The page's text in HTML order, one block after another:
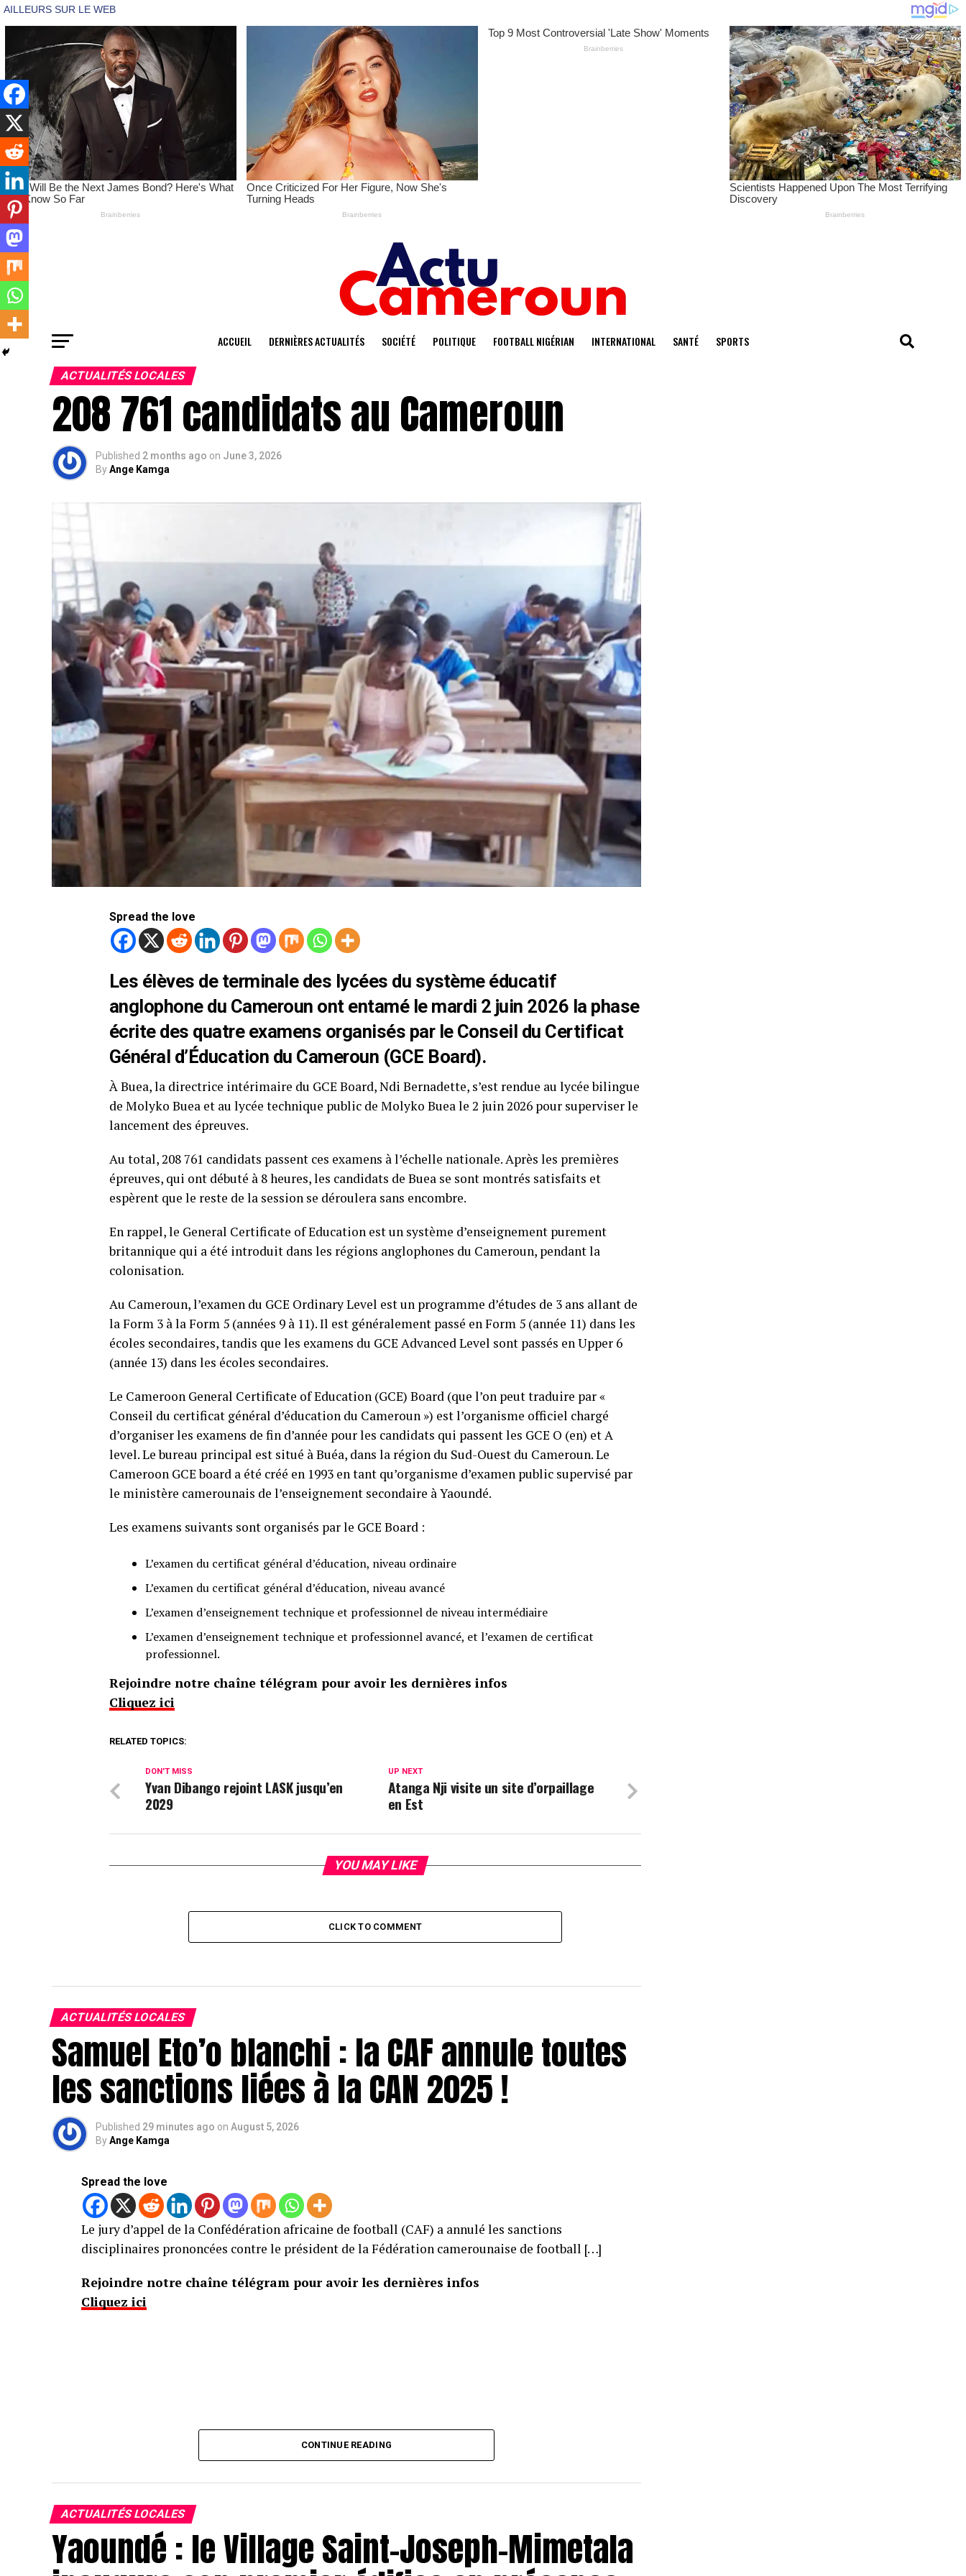
ACCUEIL DERNIÈRES ACTUALITÉS SOCIÉTÉ POLITIQUE FOOTBALL NIGÉRIAN INTERNATIONAL SANTÉ SPORTS
ACTUALITÉS LOCALES
208 761 candidats au Cameroun
Published 2 months ago on June 3, 2026
ByAnge Kamga
Spread the love
Les élèves de terminale des lycées du système éducatif
anglophone du Cameroun ont entamé le mardi 2 juin 2026 la phase
écrite des quatre examens organisés par le Conseil du Certificat
Général d’Éducation du Cameroun (GCE Board).
À Buea, la directrice intérimaire du GCE Board, Ndi Bernadette, s’est rendue au lycée bilingue
de Molyko Buea et au lycée technique public de Molyko Buea le 2 juin 2026 pour superviser le
lancement des épreuves.
Au total, 208 761 candidats passent ces examens à l’échelle nationale. Après les premières
épreuves, qui ont débuté à 8 heures, les candidats de Buea se sont montrés satisfaits et
espèrent que le reste de la session se déroulera sans encombre.
En rappel, le General Certificate of Education est un système d’enseignement purement
britannique qui a été introduit dans les régions anglophones du Cameroun, pendant la
colonisation.
Au Cameroun, l’examen du GCE Ordinary Level est un programme d’études de 3 ans allant de
la Form 3 à la Form 5 (années 9 à 11). Il est généralement passé en Form 5 (année 11) dans les
écoles secondaires, tandis que les examens du GCE Advanced Level sont passés en Upper 6
(année 13) dans les écoles secondaires.
Le Cameroon General Certificate of Education (GCE) Board (que l’on peut traduire par «
Conseil du certificat général d’éducation du Cameroun ») est l’organisme officiel chargé
d’organiser les examens de fin d’année pour les candidats qui passent les GCE O (en) et A
level. Le bureau principal est situé à Buéa, dans la région du Sud-Ouest du Cameroun. Le
Cameroon GCE board a été créé en 1993 en tant qu’organisme d’examen public supervisé par
le ministère camerounais de l’enseignement secondaire à Yaoundé.
Les examens suivants sont organisés par le GCE Board :
L’examen du certificat général d’éducation, niveau ordinaire
L’examen du certificat général d’éducation, niveau avancé
L’examen d’enseignement technique et professionnel de niveau intermédiaire
L’examen d’enseignement technique et professionnel avancé, et l’examen de certificat
professionnel.
Rejoindre notre chaîne télégram pour avoir les dernières infos
Cliquez ici
RELATED TOPICS:
UP NEXT
Atanga Nji visite un site d’orpaillage
en Est
DON'T MISS
Yvan Dibango rejoint LASK jusqu’en
2029
YOU MAY LIKE
CLICK TO COMMENT
ACTUALITÉS LOCALES
Samuel Eto’o blanchi : la CAF annule toutes
les sanctions liées à la CAN 2025 !
Published 29 minutes ago on August 5, 2026
ByAnge Kamga
Spread the love
Le jury d’appel de la Confédération africaine de football (CAF) a annulé les sanctions
disciplinaires prononcées contre le président de la Fédération camerounaise de football […]
Rejoindre notre chaîne télégram pour avoir les dernières infos
Cliquez ici
CONTINUE READING
ACTUALITÉS LOCALES
Yaoundé : le Village Saint-Joseph-Mimetala